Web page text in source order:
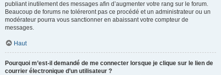
publiant inutilement des messages afin d’augmenter votre rang sur le forum.
Beaucoup de forums ne toléreront pas ce procédé et un administrateur ou un
modérateur pourra vous sanctionner en abaissant votre compteur de
messages.
Haut
Pourquoi m’est-il demandé de me connecter lorsque je clique sur le lien de
courrier électronique d’un utilisateur ?